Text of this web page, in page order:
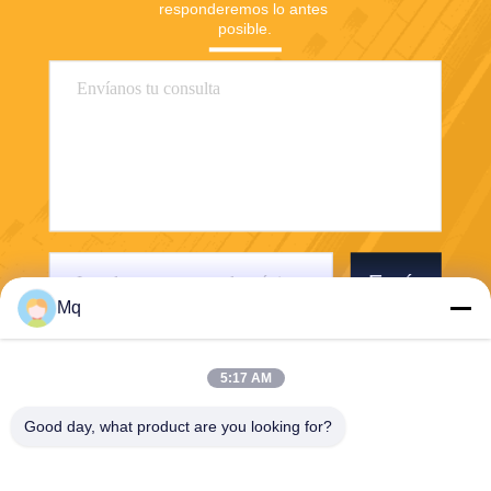
responderemos lo antes
posible.
Envíe
Mq
5:17 AM
Good day, what product are you looking for?